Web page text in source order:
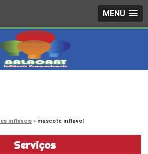
MENU
infláveis mascote inflável
Serviços